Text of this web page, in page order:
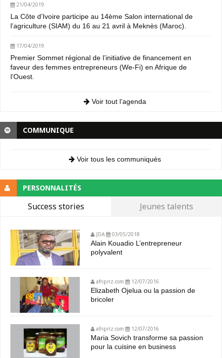
21/04/2019
La Côte d’Ivoire participe au 14ème Salon international de
l’agriculture (SIAM) du 16 au 21 avril à Meknès (Maroc).
17/04/2019
Premier Sommet régional de l’initiative de financement en
faveur des femmes entrepreneurs (We-Fi) en Afrique de
l’Ouest.
Voir tout l’agenda
COMMUNIQUE
Voir tous les communiqués
PERSONNALITÉS
Success stories Jeunes talents
JDA 03/05/2018
Alain Kouadio L’entrepreneur
polyvalent
afripriz.com 12/07/2016
Elizabeth Ojelua ou la passion de
bricoler
afripriz.com 12/07/2016
Maria Sovich transforme sa passion
pour la cuisine en business